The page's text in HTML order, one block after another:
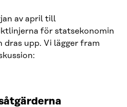
av april till
för statsekonomin
upp. Vi lägger fram